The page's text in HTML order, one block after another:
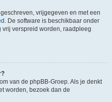
vrijgegeven en met een
. De software is beschikbaar onder
verspreid worden, raadpleeg
van de phpBB-Groep. Als je denkt
worden, bezoek dan de